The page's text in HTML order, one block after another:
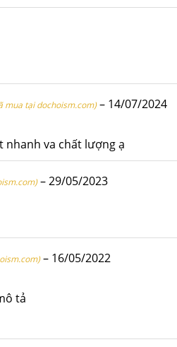
mua tại dochoism.com) – 14/07/2024
nhanh va chất lượng ạ
–29/05/2023
– 16/05/2022
tả